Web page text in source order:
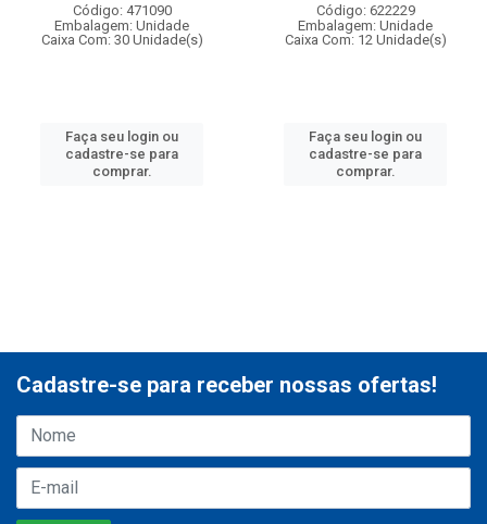
Código: 471090
Embalagem: Unidade
Caixa Com: 30 Unidade(s)
Faça seu login ou
cadastre-se para
comprar.
Código: 622229
Embalagem: Unidade
Caixa Com: 12 Unidade(s)
Faça seu login ou
cadastre-se para
comprar.
Cadastre-se para receber nossas ofertas!